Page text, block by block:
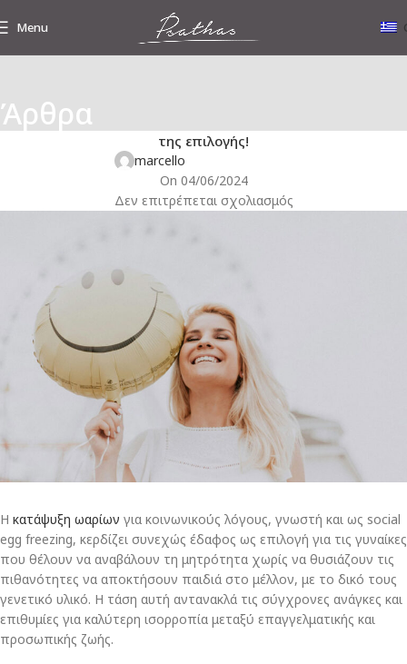
Menu
Άρθρα
Κατάψυξη ωαρίων: Νέες μελέτες επιβεβαιώνουν τα οφέλη
της επιλογής!
marcello
On 04/06/2024
Δεν επιτρέπεται σχολιασμός
Η κατάψυξη ωαρίων για κοινωνικούς λόγους, γνωστή και ως social
egg freezing, κερδίζει συνεχώς έδαφος ως επιλογή για τις γυναίκες
που θέλουν να αναβάλουν τη μητρότητα χωρίς να θυσιάζουν τις
πιθανότητες να αποκτήσουν παιδιά στο μέλλον, με το δικό τους
γενετικό υλικό. Η τάση αυτή αντανακλά τις σύγχρονες ανάγκες και
επιθυμίες για καλύτερη ισορροπία μεταξύ επαγγελματικής και
προσωπικής ζωής.